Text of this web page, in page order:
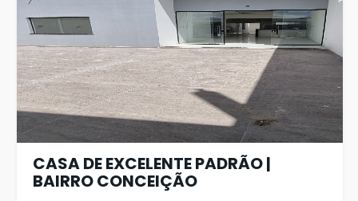
CASA DE EXCELENTE PADRÃO |
BAIRRO CONCEIÇÃO